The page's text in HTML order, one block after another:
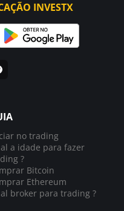
INVESTX
no trading
a idade para fazer
?
Bitcoin
Ethereum
broker para trading ?